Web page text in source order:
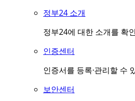
정부24 소개
정부24에 대한 소개를 확
인증센터
인증서를 등록·관리할 수
보안센터